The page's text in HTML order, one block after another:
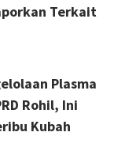
Terkait
Plasma
Rohil, Ini
Kubah